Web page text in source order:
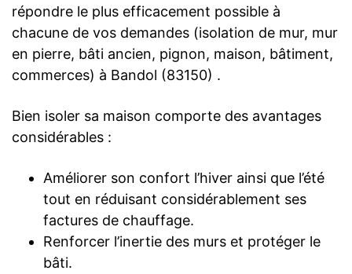
répondre le plus efficacement possible à
chacune de vos demandes (isolation de mur, mur
en pierre, bâti ancien, pignon, maison, bâtiment,
commerces) à Bandol (83150) .
Bien isoler sa maison comporte des avantages
considérables :
Améliorer son confort l’hiver ainsi que l’été
tout en réduisant considérablement ses
factures de chauffage.
Renforcer l’inertie des murs et protéger le
bâti.